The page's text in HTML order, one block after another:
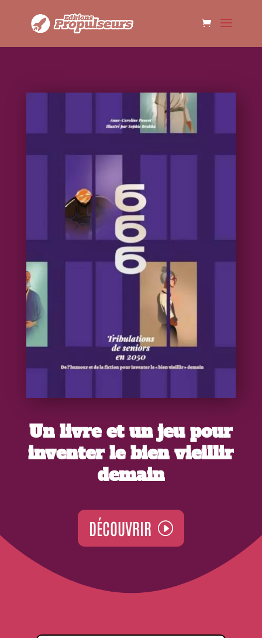
Un livre et un jeu pour
inventer le bien vieillir
demain
DÉCOUVRIR